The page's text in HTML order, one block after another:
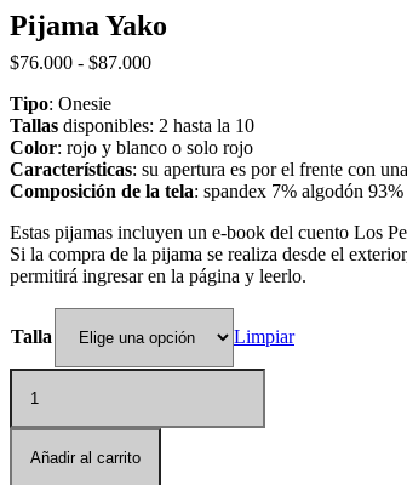
Pijama Yako
$76.000 - $87.000
Tipo: Onesie
Tallas disponibles: 2 hasta la 10
Color: rojo y blanco o solo rojo
Características: su apertura es por el frente con
Composición de la tela: spandex 7% algodón 93%
Estas pijamas incluyen un e-book del cuento Los
Si la compra de la pijama se realiza desde el
permitirá ingresar en la página y leerlo.
Talla Limpiar
Añadir al carrito